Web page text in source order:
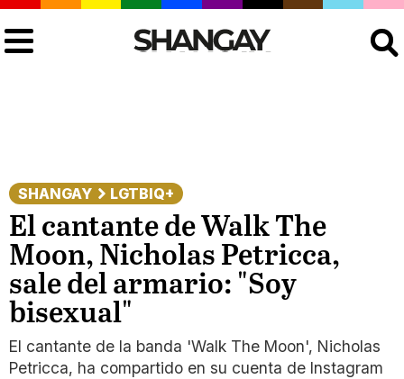
SHANGAY LGTBIQ+
El cantante de Walk The
Moon, Nicholas Petricca,
sale del armario: "Soy
bisexual"
El cantante de la banda 'Walk The Moon', Nicholas
Petricca, ha compartido en su cuenta de Instagram